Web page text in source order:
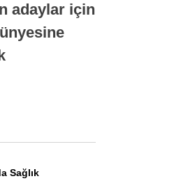
Tercih Robotu (Lisans)
Tercih Robotu (Ön Lisans)
adaylar için
Sağlık